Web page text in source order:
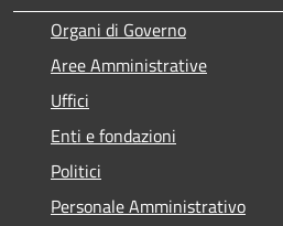
Organi di Governo
Aree Amministrative
Uffici
Enti e fondazioni
Politici
Personale Amministrativo